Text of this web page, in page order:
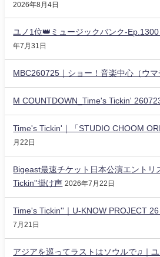
2026年8月4日
ユノ1位👑ミュージックバンク-
年7月31日
MBC260725｜ショー！音楽中心（ウマ
M COUNTDOWN_Time's Tickin'
Time's Tickin'｜「STUDIO CHOOM
月22日
Bigeast最速チケット日本公演エントリ
Tickin''掛け声 2026年7月22日
Time's Tickin''｜U-KNOW PROJECT
7月21日
アジアを巡ってラストはソウルで♫｜